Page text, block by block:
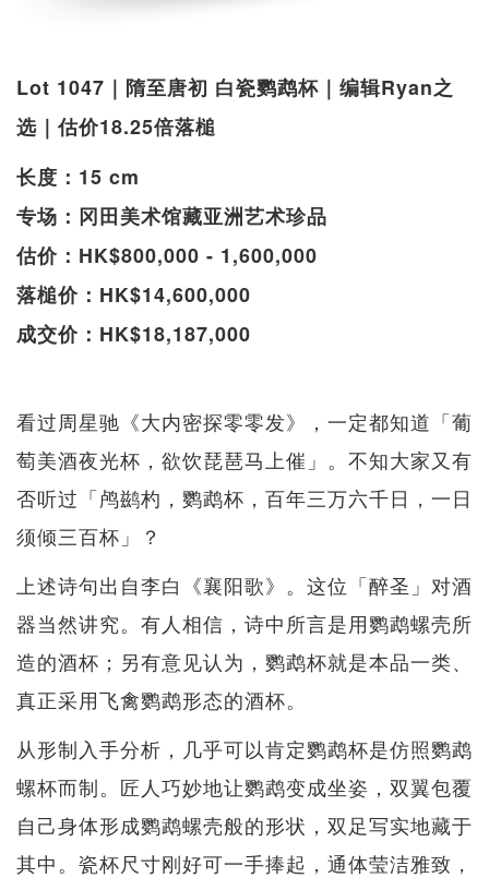
Lot 1047｜隋至唐初 白瓷鹦鹉杯｜编辑Ryan之
选｜估价18.25倍落槌
长度：15 cm
专场：冈田美术馆藏亚洲艺术珍品
估价：HK$800,000 - 1,600,000
落槌价：HK$14,600,000
成交价：HK$18,187,000
看过周星驰《大内密探零零发》，一定都知道「葡
萄美酒夜光杯，欲饮琵琶马上催」。不知大家又有
否听过「鸬鹚杓，鹦鹉杯，百年三万六千日，一日
须倾三百杯」？
上述诗句出自李白《襄阳歌》。这位「醉圣」对酒
器当然讲究。有人相信，诗中所言是用鹦鹉螺壳所
造的酒杯；另有意见认为，鹦鹉杯就是本品一类、
真正采用飞禽鹦鹉形态的酒杯。
从形制入手分析，几乎可以肯定鹦鹉杯是仿照鹦鹉
螺杯而制。匠人巧妙地让鹦鹉变成坐姿，双翼包覆
自己身体形成鹦鹉螺壳般的形状，双足写实地藏于
其中。瓷杯尺寸刚好可一手捧起，通体莹洁雅致，